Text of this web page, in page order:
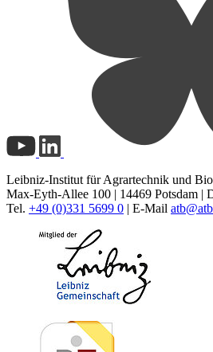
Leibniz-Institut für Agrartechnik und
Max-Eyth-Allee 100 | 14469 Potsdam |
Tel. +49 (0)331 5699 0 | E-Mail atb@